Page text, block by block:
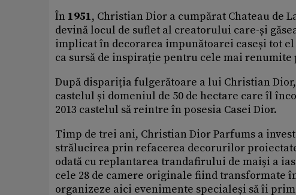
În 1951, Christian Dior a cumpărat Chateau de
devină locul de suflet al creatorului care-și
implicat în decorarea impunătoarei caseși tot
ca sursă de inspirație pentru cele mai
După dispariția fulgerătoare a lui Christian
castelul și domeniul de 50 de hectare care îl
2013 castelul să reintre în posesia Casei Dior.
Timp de trei ani, Christian Dior Parfums a
strălucirea prin refacerea decorurilor
odată cu replantarea trandafirului de maiși a
cele 28 de camere originale fiind transformate
organizeze aici evenimente specialeși să îi